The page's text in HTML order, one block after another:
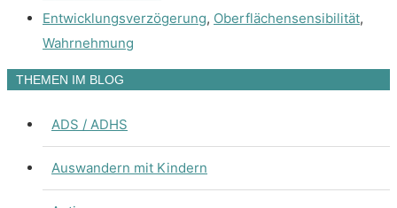
Entwicklungsverzögerung, Oberflächensensibilität,
Wahrnehmung
THEMEN IM BLOG
ADS / ADHS
Auswandern mit Kindern